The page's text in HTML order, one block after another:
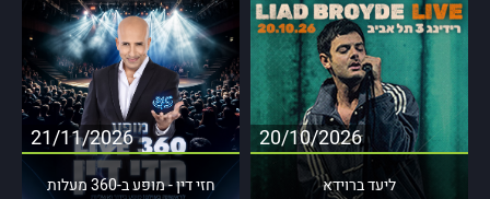
הזמן כרטיס
הזמן כרטיס
20/10/2026
ליעד ברוידא
21/11/2026
חזי דין - מופע ב-360 מעלות